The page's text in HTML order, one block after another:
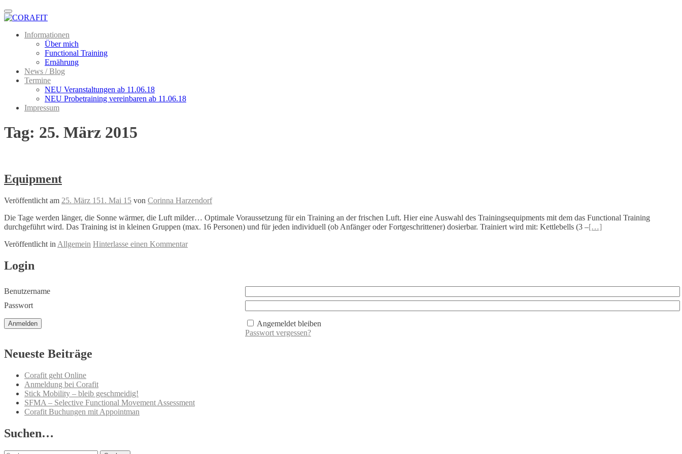
Menu
Informationen
Über mich
Functional Training
Ernährung
News / Blog
Termine
NEU Veranstaltungen ab 11.06.18
NEU Probetraining vereinbaren ab 11.06.18
Impressum
Tag: 25. März 2015
Equipment
Veröffentlicht am 25. März 151. Mai 15 von Corinna Harzendorf
Die Tage werden länger, die Sonne wärmer, die Luft milder… Optimale Voraussetzung für ein Training an der frischen Luft. Hier eine Auswahl des Trainingsequipments mit dem das Functional Training
durchgeführt wird. Das Training ist in kleinen Gruppen (max. 16 Personen) und für jeden individuell (ob Anfänger oder Fortgeschrittener) dosierbar. Trainiert wird mit: Kettlebells (3 –[…]
Veröffentlicht in Allgemein Hinterlasse einen Kommentar
Navigation
Login
Benutzername
Passwort
Angemeldet bleiben
Passwort vergessen?
Neueste Beiträge
Corafit geht Online
Anmeldung bei Corafit
Stick Mobility – bleib geschmeidig!
SFMA – Selective Functional Movement Assessment
Corafit Buchungen mit Appointman
Suchen…